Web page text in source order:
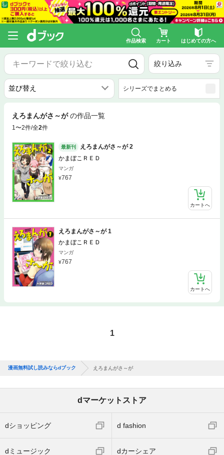
作品検索 カート はじめての方へ
絞り込み
シリーズでまとめる
えろまんがさ～が の作品一覧
1〜2件/全2件
最新刊
えろまんがさ～が 2
かまぼこＲＥＤ
マンガ
767
カートへ
えろまんがさ～が 1
かまぼこＲＥＤ
マンガ
767
カートへ
1
漫画無料試し読みならdブック えろまんがさ～が
dマーケットストア
dショッピング d fashion
dミュージック dカーシェア